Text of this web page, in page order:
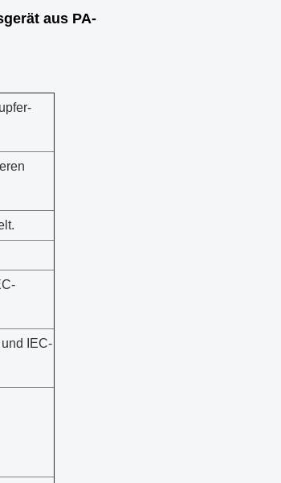
aus PA-
IEC-